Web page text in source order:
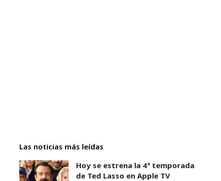
Las noticias más leídas
Hoy se estrena la 4ª temporada
de Ted Lasso en Apple TV